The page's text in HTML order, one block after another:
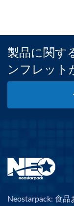
製品に関す
ンフレット
Neostarpack: 食品